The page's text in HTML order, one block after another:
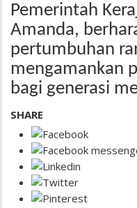
Pemerintah
Amanda,
pertumbuhan
mengamankan
bagi generasi
SHARE